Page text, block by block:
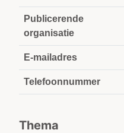
Publicerende
organisatie
E-mailadres
Telefoonnummer
Thema